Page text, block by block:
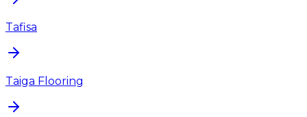
Tafisa
Taiga Flooring